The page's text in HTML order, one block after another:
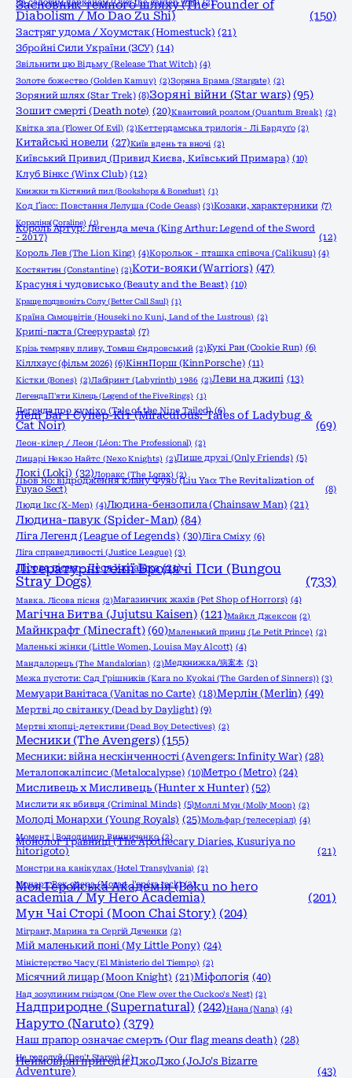
За садовим парканом (Over the garden wall) (2)
Засновник темного шляху (The Founder of
Diabolism / Mo Dao Zu Shi) (150)
Застряг удома / Хоумстак (Homestuck) (21)
Збройні Сили України (ЗСУ) (14)
Звільнити цю Відьму (Release That Witch) (4)
Золоте божество (Golden Kamuy) (2)Зоряна Брама (Stargate) (2)
Зоряний шлях (Star Trek) (8)Зоряні війни (Star wars) (95)
Зошит смерті (Death note) (20)Квантовий розлом (Quantum Break) (2)
Квітка зла (Flower Of Evil) (2)Кеттердамська трилогія - Лі Бардуґо (2)
Китайські новели (27)Київ вдень та вночі (2)
Київський Привид (Привид Києва, Київський Примара) (10)
Клуб Вінкс (Winx Club) (12)
Книжки та Кістяний пил (Bookshops & Bonedust) (1)
Код Ґіасс: Повстання Лелуша (Code Geass) (3)Козаки, характерники (7)
Кораліна(Coraline) (1)
Король Артур: Легенда меча (King Arthur: Legend of the Sword
- 2017) (12)
Король Лев (The Lion King) (4)Корольок - пташка співоча (Calikusu) (4)
Костянтин (Constantine) (2)Коти-вояки (Warriors) (47)
Красуня і чудовисько (Beauty and the Beast) (10)
Краще подзвоніть Солу (Better Call Saul) (1)
Країна Самоцвітів (Houseki no Kuni, Land of the Lustrous) (2)
Крипі-паста (Creepypasta) (7)
Крізь темряву пливу, Томаш Єндровський (2)Кукі Ран (Cookie Run) (6)
Кіллхаус (фільм 2026) (6)КіннПорш (KinnPorsche) (11)
Кістки (Bones) (2)Лабіринт (Labyrinth) 1986 (2)Леви на джипі (13)
Легенда П'яти Кілець (Legend of the Five Rings) (1)
Легенда про куміхо (Tale of the Nine Tailed) (6)
Леді Баг і Супер-Кіт (Miraculous: Tales of Ladybug &
Cat Noir)
(69)
Леон-кілер / Леон (Léon: The Professional) (2)
Лицарі Некзо Найтс (Nexo Knights) (2)Лише друзі (Only Friends) (5)
Локі (Loki) (32)Лоракс (The Lorax) (2)
Льов Яо: відродження клану Фуяо (Liu Yao: The Revitalization of
Fuyao Sect)
(8)
Люди Ікс (X-Men) (4)Людина-бензопила (Chainsaw Man) (21)
Людина-павук (Spider-Man) (84)
Ліга Легенд (League of Legends) (30)Ліга Сміху (6)
Ліга справедливості (Justice League) (3)
Лісова пісня - Леся Українка (21)
Літературні генії Бродячі Пси (Bungou
Stray Dogs)
(733)
Мавка. Лісова пісня (2)Магазинчик жахів (Pet Shop of Horrors) (4)
Магічна Битва (Jujutsu Kaisen) (121)Майкл Джексон (2)
Майнкрафт (Minecraft) (60)Маленький принц (Le Petit Prince) (2)
Маленькі жінки (Little Women, Louisa May Alcott) (4)
Мандалорець (The Mandalorian) (2)Медкнижка/病案本 (3)
Межа пустоти: Сад Грішників (Kara no Kyokai (The Garden of Sinners)) (3)
Мемуари Ванітаса (Vanitas no Carte) (18)Мерлін (Merlin) (49)
Мертві до світанку (Dead by Daylight) (9)
Мертві хлопці-детективи (Dead Boy Detectives) (2)
Месники (The Avengers) (155)
Месники: війна нескінченності (Avengers: Infinity War) (28)
Металопокаліпсис (Metalocalypse) (10)Метро (Metro) (24)
Мисливець х Мисливець (Hunter x Hunter) (52)
Мислити як вбивця (Criminal Minds) (5)Моллі Мун (Molly Moon) (2)
Молоді Монархи (Young Royals) (25)Мольфар (телесеріал) (4)
Момент | Володимир Винниченко (2)
Монолог Травниці (The Apothecary Diaries, Kusuriya no
hitorigoto)
(21)
Монстри на канікулах (Hotel Transylvania) (2)
Моцарт. Рок опера (Mozart, l'opéra rock) (2)
Моя Геройська Академія (Boku no hero
academia / My Hero Academia)
(201)
Мун Чаі Сторі (Moon Chai Story) (204)
Мігрант, Марина та Сергій Дяченки (2)
Мій маленький поні (My Little Pony) (24)
Міністерство Часу (El Ministerio del Tiempo) (2)
Місячний лицар (Moon Knight) (21)Міфологія (40)
Над зозулиним гніздом (One Flew over the Cuckoo's Nest) (2)
Надприродне (Supernatural) (242)Нана (Nana) (4)
Наруто (Naruto) (379)
Наш прапор означає смерть (Our flag means death) (28)
Не голодуй (Don't Starve) (2)
Неймовірні пригоди ДжоДжо (JoJo's Bizarre
Adventure)
(43)